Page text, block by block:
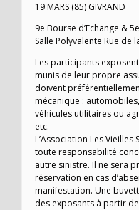
19 MARS (85) GIVRAND
9e Bourse d’Echange &
Salle Polyvalente Rue de
Les participants
munis de leur propre
doivent
mécanique :
véhicules utilitaires ou
etc.
L’Association Les
toute responsabilité
autre sinistre. Il ne sera
réservation en cas
manifestation. Une
des exposants à partir